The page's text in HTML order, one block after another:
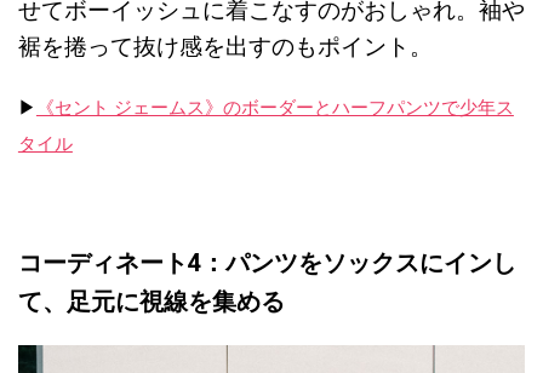
せてボーイッシュに着こなすのがおしゃれ。袖や
裾を捲って抜け感を出すのもポイント。
▶︎《セント ジェームス》のボーダーとハーフパンツで少年ス
タイル
コーディネート4：パンツをソックスにインし
て、足元に視線を集める